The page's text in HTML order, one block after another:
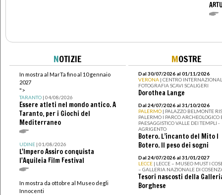
NOTIZIE
In mostra al MarTa fino al 10 gennaio
2027
">
TARANTO| 04/08/2026
Essere atleti nel mondo antico. A
Taranto, per i Giochi del
Mediterraneo
UDINE| 01/08/2026
L'Impero Assiro conquista
l'Aquileia Film Festival
In mostra da ottobre al Museo degli
Innocenti
MOSTRE
Dal 30/07/2026 al 01/11/2026
VERONA | CENTRO
FOTOGRAFIA SCAVI SCALIGERI
Dorothea Lange
Dal 24/07/2026 al 31/10/2026
PALERMO | PALAZZO BELMONTE
PALERMO I PARCO ARCHEOLOGICO
PAESAGGISTICO VALLE DEI TEMPLI -
AGRIGENTO
Botero. L’incanto del Mito I
Botero. Il peso dei sogni
Dal 24/07/2026 al 31/01/2027
LECCE | LECCE – MUSEO MUST I
– GALLERIA NAZIONALE DI
Tesori nascosti della
Borghese